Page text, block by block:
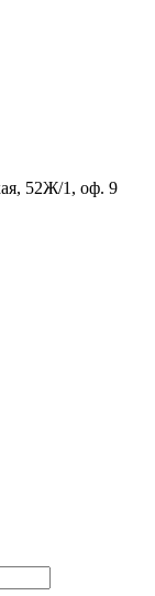
52Ж/1, оф. 9